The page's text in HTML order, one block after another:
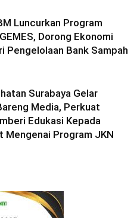
Luncurkan Program
Dorong Ekonomi
Pengelolaan Bank Sampah
Surabaya Gelar
Media, Perkuat
Edukasi Kepada
Mengenai Program JKN